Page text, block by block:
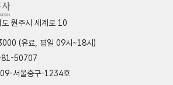
원주시 세계로 10
(유료, 평일 09시~18시)
50707
서울중구-1234호